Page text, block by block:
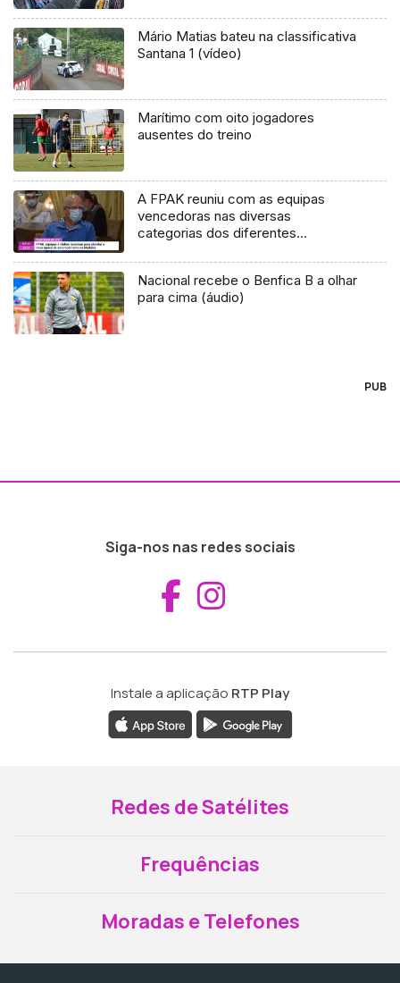
Mário Matias bateu na classificativa
Santana 1 (vídeo)
Marítimo com oito jogadores
ausentes do treino
A FPAK reuniu com as equipas
vencedoras nas diversas
categorias dos diferentes
clubes organizadores no sentido de
preparar a época de 2021.
Nacional recebe o Benfica B a olhar
para cima (áudio)
PUB
Siga-nos nas redes sociais
Aceder ao
Instale a aplicação RTP Play
Redes de Satélites
Frequências
Moradas e Telefones